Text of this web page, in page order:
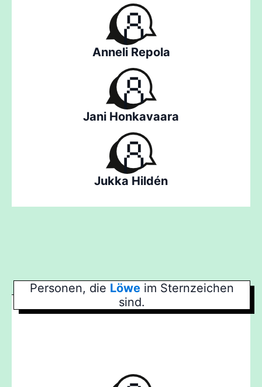
Anneli Repola
Jani Honkavaara
Jukka Hildén
Personen, die Löwe im Sternzeichen
sind.